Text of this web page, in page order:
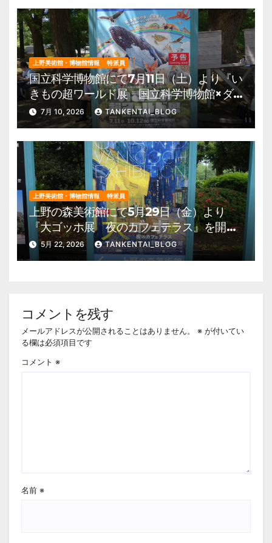
上野美術館・博物館情報 特派員
国立科学博物館にて7月11日（土）より『い
きもの超ワールド展 国立科学博物館×ダ
ーウィンが来た！』を開催。 上野公園
美術館・博物館 混雑情報他
7月 10, 2026 TANKENTAI_BLOG
上野美術館・博物館情報 特派員
上野の森美術館にて5月29日（金）より
『大ゴッホ展 夜のカフェテラス』を開
催。 上野公園 美術館・博物館 混雑情
報他
5月 22, 2026 TANKENTAI_BLOG
コメントを残す
メールアドレスが公開されることはありません。 ※ が付いてい
る欄は必須項目です
コメント ※
名前 ※